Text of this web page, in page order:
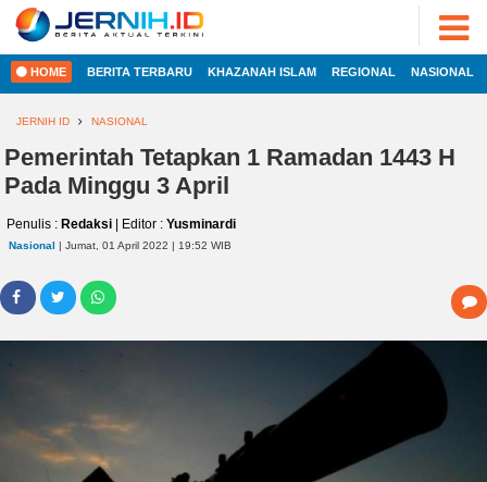
HOME
REGIONAL
NASIONAL
INTERNASIONAL
POLITIK
ADVERTORIAL
FOTO
VIDEO
PESONA
JAMBI
PESONA
INDONESIA
PESONA
CAKRAWALA
ENTREPRENEURSHIP
2022
JERNIH.ID
•
Developed
HOME BERITA TERBARU KHAZANAH ISLAM REGIONAL NASIONAL
JERNIH ID NASIONAL
Pemerintah Tetapkan 1 Ramadan 1443 H
Pada Minggu 3 April
Penulis : Redaksi | Editor : Yusminardi
Nasional | Jumat, 01 April 2022 | 19:52 WIB